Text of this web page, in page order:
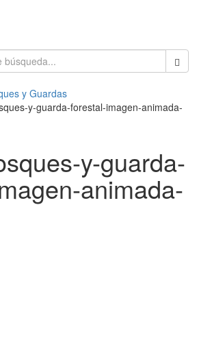
y Guardas
y-guarda-forestal-imagen-animada-
y-guarda-
animada-